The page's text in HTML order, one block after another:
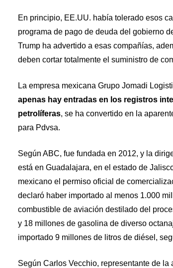
En principio, EE.UU. había tolerado esos
programa de pago de deuda del gobierno
Trump ha advertido a esas compañías,
deben cortar totalmente el suministro de
La empresa mexicana Grupo Jomadi
apenas hay entradas en los registros
petrolíferas, se ha convertido en la
para Pdvsa.
Según ABC, fue fundada en 2012, y la
está en Guadalajara, en el estado de
mexicano el permiso oficial de
declaró haber importado al menos 1.000
combustible de aviación destilado del
y 18 millones de gasolina de diverso
importado 9 millones de litros de diésel,
Según Carlos Vecchio, representante de